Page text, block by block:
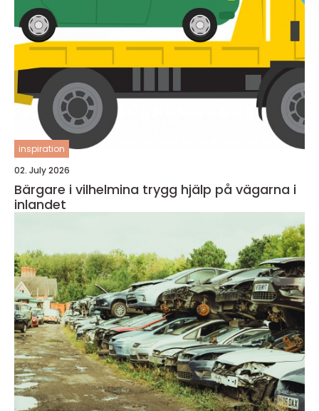
inspiration
02. July 2026
Bärgare i vilhelmina trygg hjälp på vägarna i
inlandet